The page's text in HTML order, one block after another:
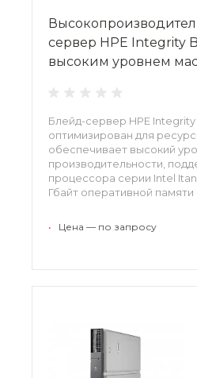
сервер HPE Integrity
высоким уровнем
Блейд-сервер HPE
оптимизирован для
обеспечивает высокий
производительности,
процессора серии Intel
Гбайт оперативной
адаптеров конвергентной
• Цена — по запросу